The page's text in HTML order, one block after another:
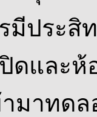
มีประ
ดและ
มาทด